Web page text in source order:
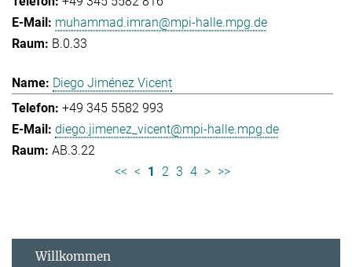
muhammad.imran@mpi-halle.mpg.de
B.0.33
Diego Jiménez Vicent
+49 345 5582 993
diego.jimenez_vicent@mpi-halle.mpg.de
AB.3.22
<< < 1 2 3 4 > >>
Willkommen